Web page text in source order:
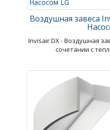
Воздушная завеса
Invisair DX - Воздушная
сочетании с